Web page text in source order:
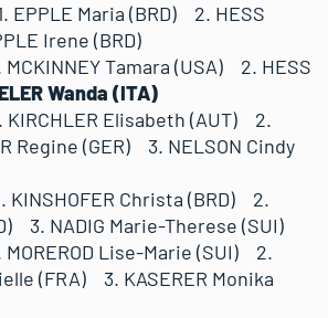
EPPLE Maria (BRD) 2. HESS
Irene (BRD)
Tamara (USA) 2. HESS
Wanda (ITA)
KIRCHLER Elisabeth (AUT) 2.
Regine (GER) 3. NELSON Cindy
KINSHOFER Christa (BRD) 2.
3. NADIG Marie-Therese (SUI)
Lise-Marie (SUI) 2.
(FRA) 3. KASERER Monika